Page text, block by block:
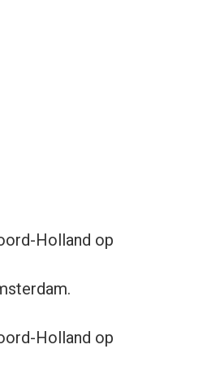
Holland op
Holland op